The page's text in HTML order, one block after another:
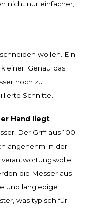
nicht nur einfacher,
wollen. Ein
Genau das
noch zu
Schnitte.
Hand liegt
Der Griff aus 100
angenehm in der
die Messer aus
und langlebige
was typisch für